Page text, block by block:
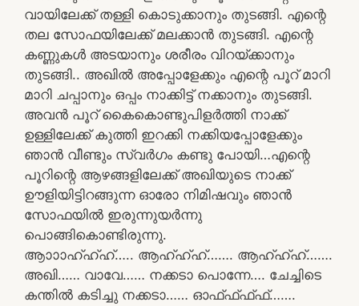
വായിലേക്ക് തള്ളി കൊടുക്കാനും തുടങ്ങി. എന്റെ
തല സോഫയിലേക്ക് മലക്കാൻ തുടങ്ങി. എന്റെ
കണ്ണുകൾ അടയാനും ശരീരം വിറയ്ക്കാനും
തുടങ്ങി.. അഖിൽ അപ്പോളേക്കും എന്റെ പൂറ് മാറി
മാറി ചപ്പാനും ഒപ്പം നാക്കിട്ട് നക്കാനും തുടങ്ങി.
അവൻ പൂറ് കൈകൊണ്ടുപിളർത്തി നാക്ക്‌
ഉള്ളിലേക്ക് കുത്തി ഇറക്കി നക്കിയപ്പോളേക്കും
ഞാൻ വീണ്ടും സ്വർഗം കണ്ടു പോയി…എന്റെ
പൂറിന്റെ ആഴങ്ങളിലേക്ക് അഖിയുടെ നാക്ക്
ഊളിയിട്ടിറങ്ങുന്ന ഓരോ നിമിഷവും ഞാൻ
സോഫയിൽ ഇരുന്നുയർന്നു
പൊങ്ങികൊണ്ടിരുന്നു.
ആാാാഹ്ഹ്ഹ്….. ആഹ്ഹ്ഹ്……. ആഹ്ഹ്ഹ്…….
അഖി…… വാവേ…… നക്കടാ പൊന്നേ…. ചേച്ചിടെ
കന്തിൽ കടിച്ചു നക്കടാ…… ഓഫ്ഫ്ഫ്ഫ്…….